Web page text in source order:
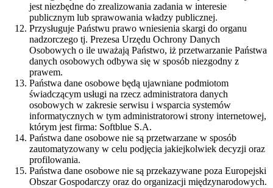
jest niezbędne do zrealizowania zadania w interesie
publicznym lub sprawowania władzy publicznej.
Przysługuje Państwu prawo wniesienia skargi do organu
nadzorczego tj. Prezesa Urzędu Ochrony Danych
Osobowych o ile uważają Państwo, iż przetwarzanie Państwa
danych osobowych odbywa się w sposób niezgodny z
prawem.
Państwa dane osobowe będą ujawniane podmiotom
świadczącym usługi na rzecz administratora danych
osobowych w zakresie serwisu i wsparcia systemów
informatycznych w tym administratorowi strony internetowej,
którym jest firma: Softblue S.A.
Państwa dane osobowe nie są przetwarzane w sposób
zautomatyzowany w celu podjęcia jakiejkolwiek decyzji oraz
profilowania.
Państwa dane osobowe nie są przekazywane poza Europejski
Obszar Gospodarczy oraz do organizacji międzynarodowych.